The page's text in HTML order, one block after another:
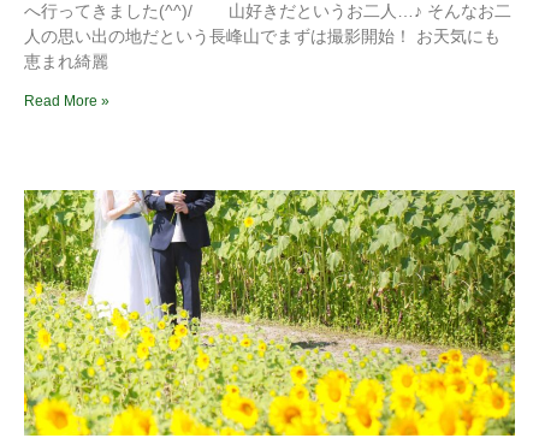
へ行ってきました(^^)/ 山好きだというお二人…♪ そんなお二
人の思い出の地だという長峰山でまずは撮影開始！ お天気にも
恵まれ綺麗
Read More »